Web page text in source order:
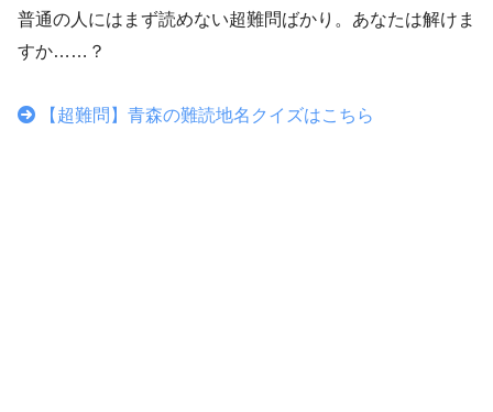
普通の人にはまず読めない超難問ばかり。あなたは解けま
すか……？
【超難問】青森の難読地名クイズはこちら